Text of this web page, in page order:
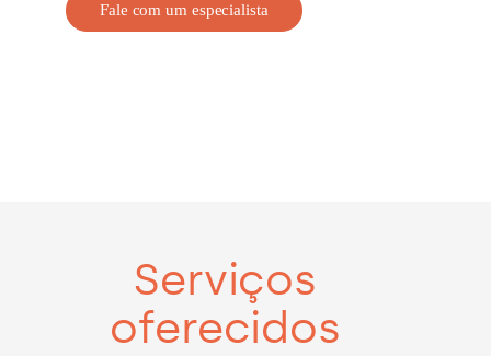
Fale com um especialista
Serviços
oferecidos